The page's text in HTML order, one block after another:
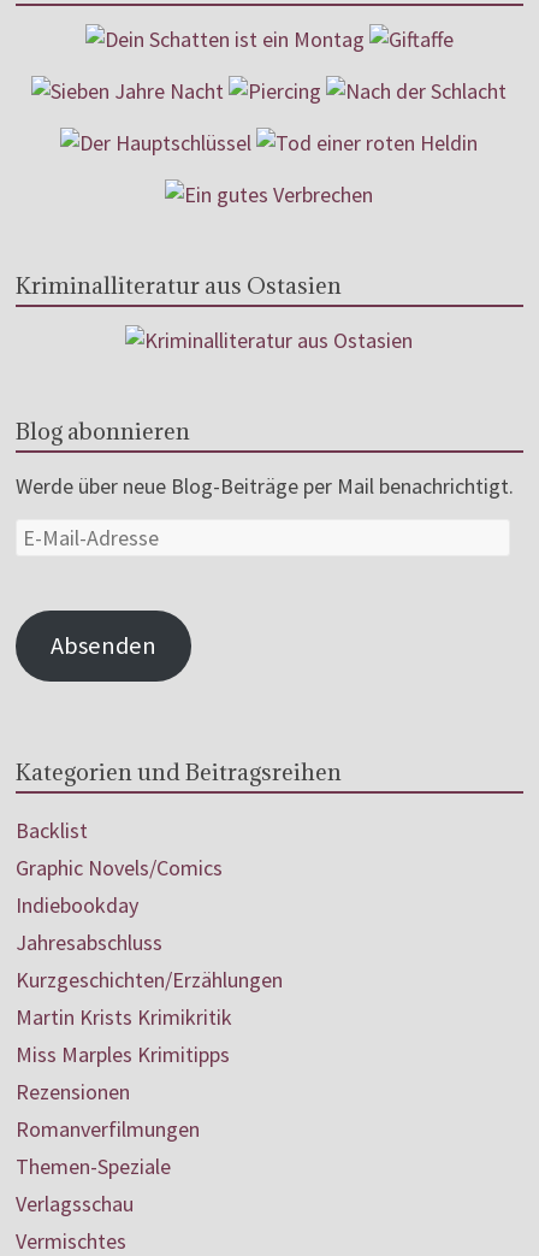
Kriminalliteratur aus Ostasien
Blog abonnieren
Werde über neue Blog-Beiträge per Mail benachrichtigt.
Absenden
Kategorien und Beitragsreihen
Backlist
Graphic Novels/Comics
Indiebookday
Jahresabschluss
Kurzgeschichten/Erzählungen
Martin Krists Krimikritik
Miss Marples Krimitipps
Rezensionen
Romanverfilmungen
Themen-Speziale
Verlagsschau
Vermischtes